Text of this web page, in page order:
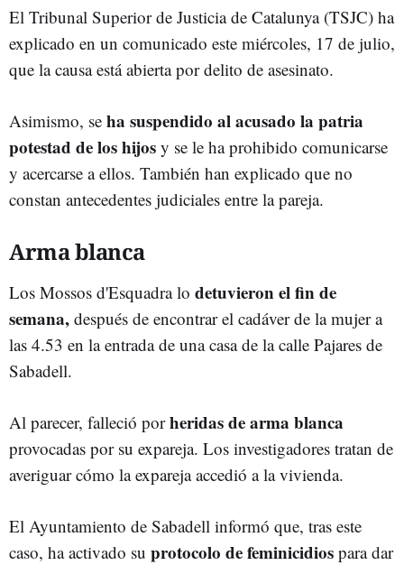
El Tribunal Superior de Justicia de Catalunya (TSJC) ha
explicado en un comunicado este miércoles, 17 de julio,
que la causa está abierta por delito de asesinato.
Asimismo, se ha suspendido al acusado la patria
potestad de los hijos y se le ha prohibido comunicarse
y acercarse a ellos. También han explicado que no
constan antecedentes judiciales entre la pareja.
Arma blanca
Los Mossos d'Esquadra lo detuvieron el fin de
semana, después de encontrar el cadáver de la mujer a
las 4.53 en la entrada de una casa de la calle Pajares de
Sabadell.
Al parecer, falleció porheridas de arma blanca
provocadas por su expareja. Los investigadores tratan de
averiguar cómo la expareja accedió a la vivienda.
El Ayuntamiento de Sabadell informó que, tras este
caso, ha activado su protocolo de feminicidios para dar